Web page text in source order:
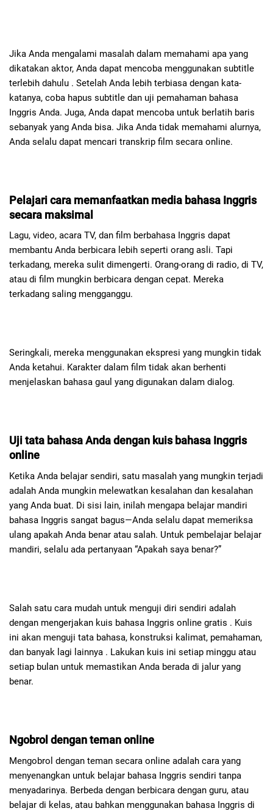
Jika Anda mengalami masalah dalam memahami apa yang
dikatakan aktor, Anda dapat mencoba menggunakan subtitle
terlebih dahulu . Setelah Anda lebih terbiasa dengan kata-
katanya, coba hapus subtitle dan uji pemahaman bahasa
Inggris Anda. Juga, Anda dapat mencoba untuk berlatih baris
sebanyak yang Anda bisa. Jika Anda tidak memahami alurnya,
Anda selalu dapat mencari transkrip film secara online.
Pelajari cara memanfaatkan media bahasa Inggris
secara maksimal
Lagu, video, acara TV, dan film berbahasa Inggris dapat
membantu Anda berbicara lebih seperti orang asli. Tapi
terkadang, mereka sulit dimengerti. Orang-orang di radio, di TV,
atau di film mungkin berbicara dengan cepat. Mereka
terkadang saling mengganggu.
Seringkali, mereka menggunakan ekspresi yang mungkin tidak
Anda ketahui. Karakter dalam film tidak akan berhenti
menjelaskan bahasa gaul yang digunakan dalam dialog.
Uji tata bahasa Anda dengan kuis bahasa Inggris
online
Ketika Anda belajar sendiri, satu masalah yang mungkin terjadi
adalah Anda mungkin melewatkan kesalahan dan kesalahan
yang Anda buat. Di sisi lain, inilah mengapa belajar mandiri
bahasa Inggris sangat bagus—Anda selalu dapat memeriksa
ulang apakah Anda benar atau salah. Untuk pembelajar belajar
mandiri, selalu ada pertanyaan “Apakah saya benar?”
Salah satu cara mudah untuk menguji diri sendiri adalah
dengan mengerjakan kuis bahasa Inggris online gratis . Kuis
ini akan menguji tata bahasa, konstruksi kalimat, pemahaman,
dan banyak lagi lainnya . Lakukan kuis ini setiap minggu atau
setiap bulan untuk memastikan Anda berada di jalur yang
benar.
Ngobrol dengan teman online
Mengobrol dengan teman secara online adalah cara yang
menyenangkan untuk belajar bahasa Inggris sendiri tanpa
menyadarinya. Berbeda dengan berbicara dengan guru, atau
belajar di kelas, atau bahkan menggunakan bahasa Inggris di